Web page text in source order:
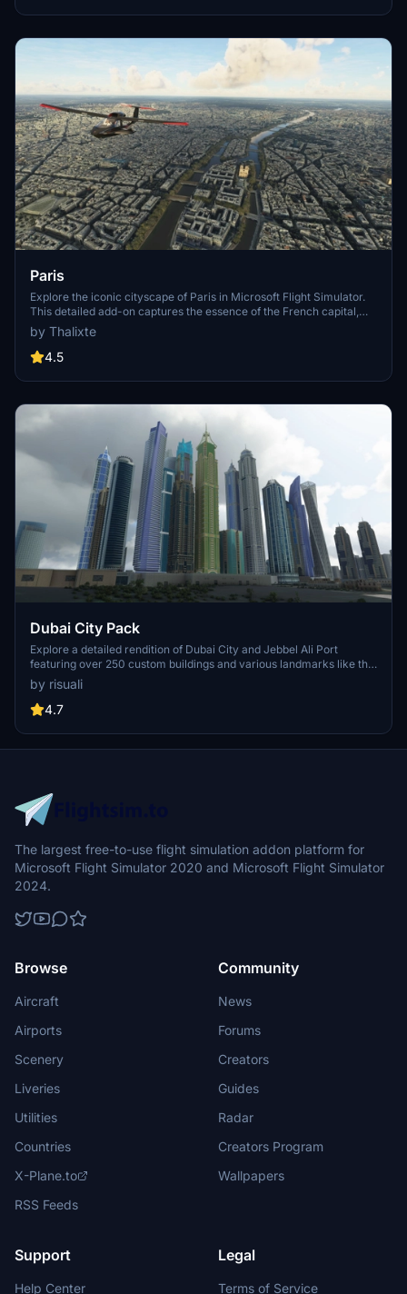
Paris
Explore the iconic cityscape of Paris in Microsoft Flight Simulator.
This detailed add-on captures the essence of the French capital,
featuring famous landmarks and architectural marvels. With
accurate GPS coordinates, immerse yourself in the beauty of Paris,
known for its historical significance and vibrant culture. Download
perspective.
by Thalixte
4.5
Dubai City Pack
Explore a detailed rendition of Dubai City and Jebbel Ali Port
featuring over 250 custom buildings and various landmarks like the
iconic hotels and tourist attractions. While focusing on enhancing
the daytime visuals, this pack offers improved textures for select
buildings, promising a refreshing experience for simmers.
to address previous elevation issues, ensuring a more immersive
flight into this dynamic cityscape.
by risuali
4.7
The largest free-to-use flight simulation addon platform for
Microsoft Flight Simulator 2020 and Microsoft Flight Simulator
2024.
Browse
Aircraft
Airports
Scenery
Liveries
Utilities
Countries
X-Plane.to
RSS Feeds
Community
News
Forums
Creators
Guides
Radar
Creators Program
Wallpapers
Support
Help Center
Legal
Terms of Service